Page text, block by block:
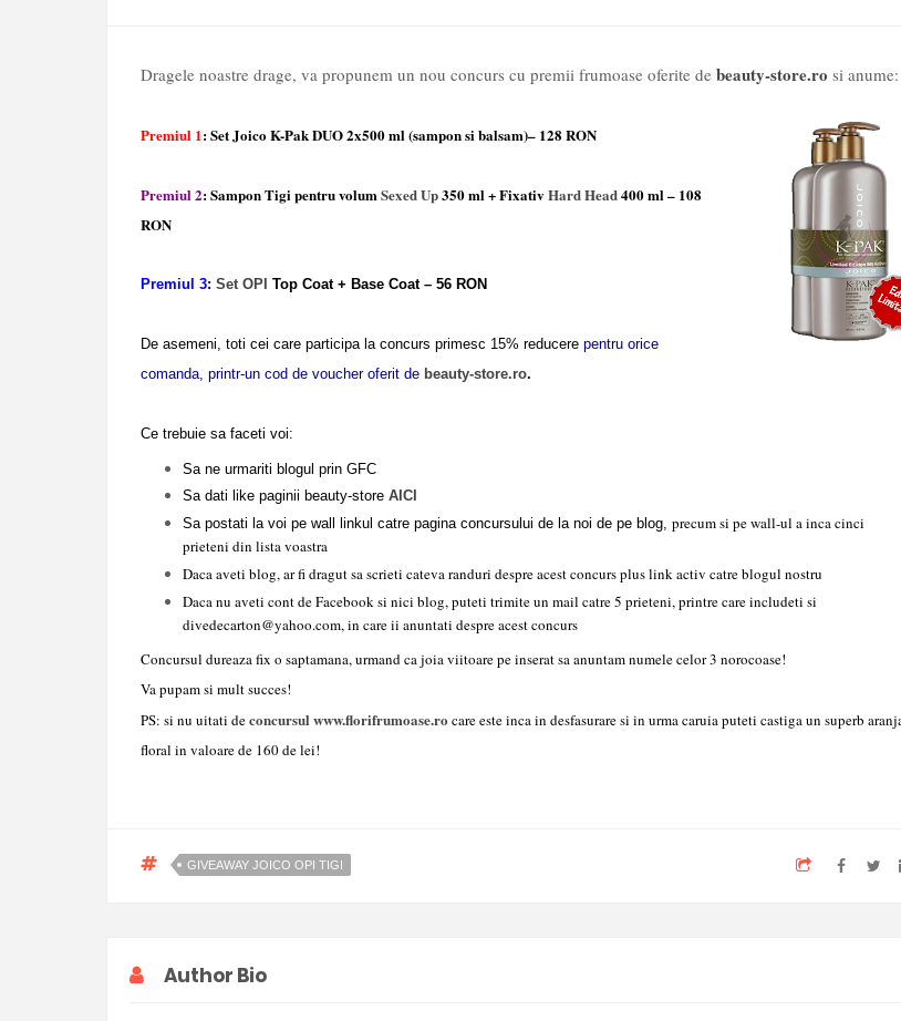
Dragele noastre drage, va propunem un nou concurs cu premii frumoase oferite de beauty-store.ro si anume:
Premiul 1: Set Joico K-Pak DUO 2x500 ml (sampon si balsam)– 128 RON
Premiul 2: Sampon Tigi pentru volumSexed Up350 ml + FixativHard Head400 ml – 108
RON
Premiul 3: Set OPI Top Coat + Base Coat – 56 RON
De asemeni, toti cei care participa la concurs primesc 15% reducere pentru orice
comanda, printr-un cod de voucher oferit de beauty-store.ro.
Ce trebuie sa faceti voi:
Sa ne urmariti blogul prin GFC
Sa dati like paginii beauty-store AICI
Sa postati la voi pe wall linkul catre pagina concursului de la noi de pe blog, precum si pe wall-ul a inca cinci
prieteni din lista voastra
Dacaaveti blog, ar fi dragut sa scrieti cateva randuri despre acest concurs plus link activ catre blogul nostru
Daca nu aveti cont de Facebook si nici blog, puteti trimite un mail catre 5 prieteni, printre care includeti si
divedecarton@yahoo.com, in care ii anuntati despre acest concurs
Concursul dureaza fix o saptamana, urmand ca joia viitoare pe inserat sa anuntam numele celor 3 norocoase!
Va pupam si mult succes!
PS: si nu uitati deconcursul www.florifrumoase.ro care este inca in desfasurare si in urma caruia puteti castiga un superb
floral in valoare de 160 de lei!
GIVEAWAY JOICO OPI TIGI
Author Bio